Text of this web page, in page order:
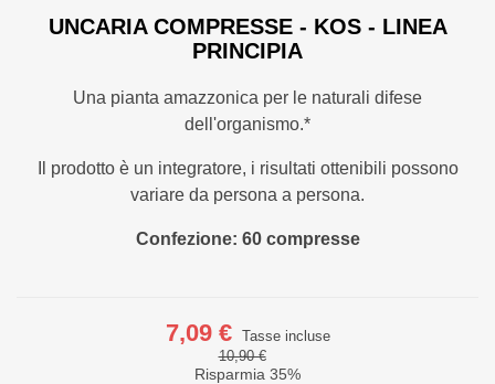
UNCARIA COMPRESSE - KOS - LINEA
PRINCIPIA
Una pianta amazzonica per le naturali difese
dell'organismo.*
Il prodotto è un integratore, i risultati ottenibili possono
variare da persona a persona.
Confezione: 60 compresse
7,09 €
Tasse incluse
10,90 €
Risparmia 35%